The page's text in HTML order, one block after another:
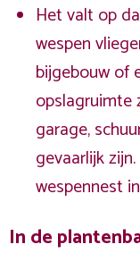
Het valt op
wespen
bijgebouw of
opslagruimte
garage,
gevaarlijk
wespennest
In de